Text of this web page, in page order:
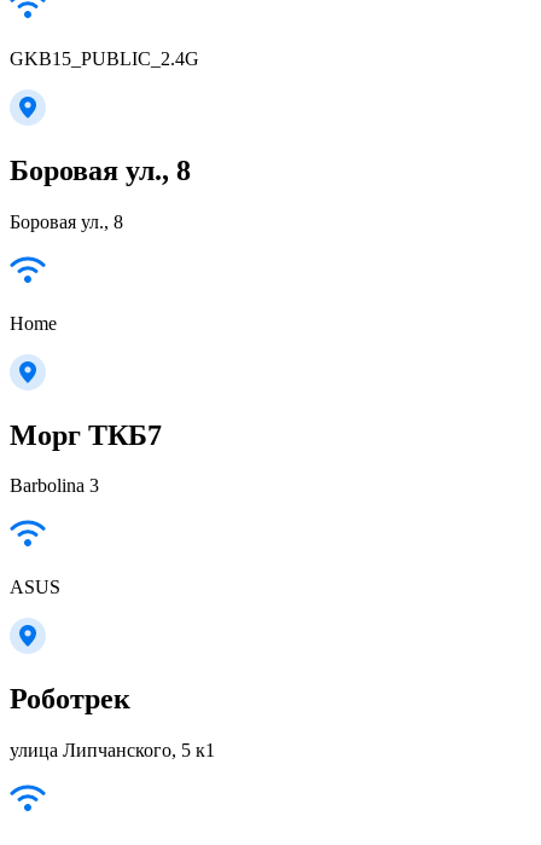
GKB15_PUBLIC_2.4G
Боровая ул., 8
Боровая ул., 8
Home
Морг ТКБ7
Barbolina 3
ASUS
Роботрек
улица Липчанского, 5 к1